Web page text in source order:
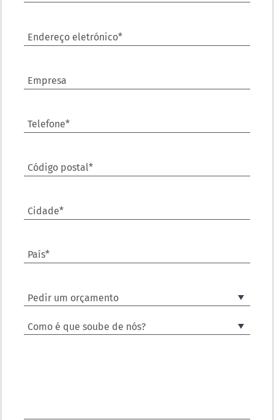
Endereço eletrónico*
Empresa
Telefone*
Código postal*
Cidade*
País*